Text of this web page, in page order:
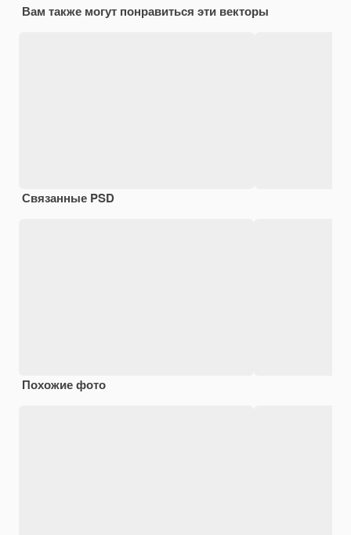
Вам также могут понравиться эти векторы
Связанные PSD
Похожие фото